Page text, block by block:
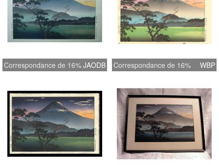
Correspondance de 16% JAODB Correspondance de 16% WBP